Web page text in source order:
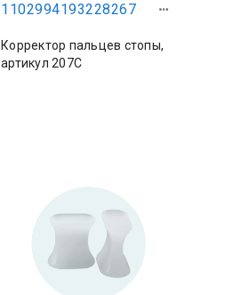
1102994193228267
Корректор пальцев стопы,
артикул 207С